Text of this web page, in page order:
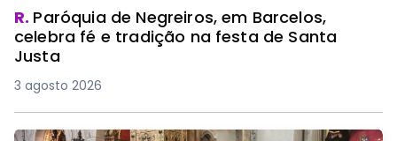
R. Paróquia de Negreiros, em Barcelos,
celebra fé e tradição na festa de Santa
Justa
3 agosto 2026